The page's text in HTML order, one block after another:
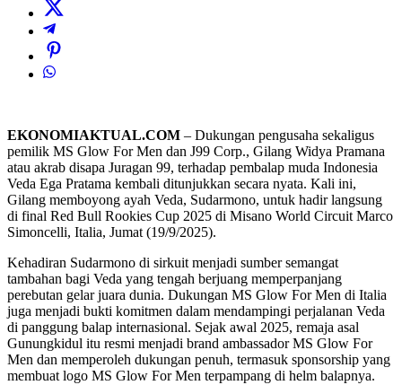
EKONOMIAKTUAL.COM – Dukungan pengusaha sekaligus
pemilik MS Glow For Men dan J99 Corp., Gilang Widya Pramana
atau akrab disapa Juragan 99, terhadap pembalap muda Indonesia
Veda Ega Pratama kembali ditunjukkan secara nyata. Kali ini,
Gilang memboyong ayah Veda, Sudarmono, untuk hadir langsung
di final Red Bull Rookies Cup 2025 di Misano World Circuit Marco
Simoncelli, Italia, Jumat (19/9/2025).
Kehadiran Sudarmono di sirkuit menjadi sumber semangat
tambahan bagi Veda yang tengah berjuang memperpanjang
perebutan gelar juara dunia. Dukungan MS Glow For Men di Italia
juga menjadi bukti komitmen dalam mendampingi perjalanan Veda
di panggung balap internasional. Sejak awal 2025, remaja asal
Gunungkidul itu resmi menjadi brand ambassador MS Glow For
Men dan memperoleh dukungan penuh, termasuk sponsorship yang
membuat logo MS Glow For Men terpampang di helm balapnya.